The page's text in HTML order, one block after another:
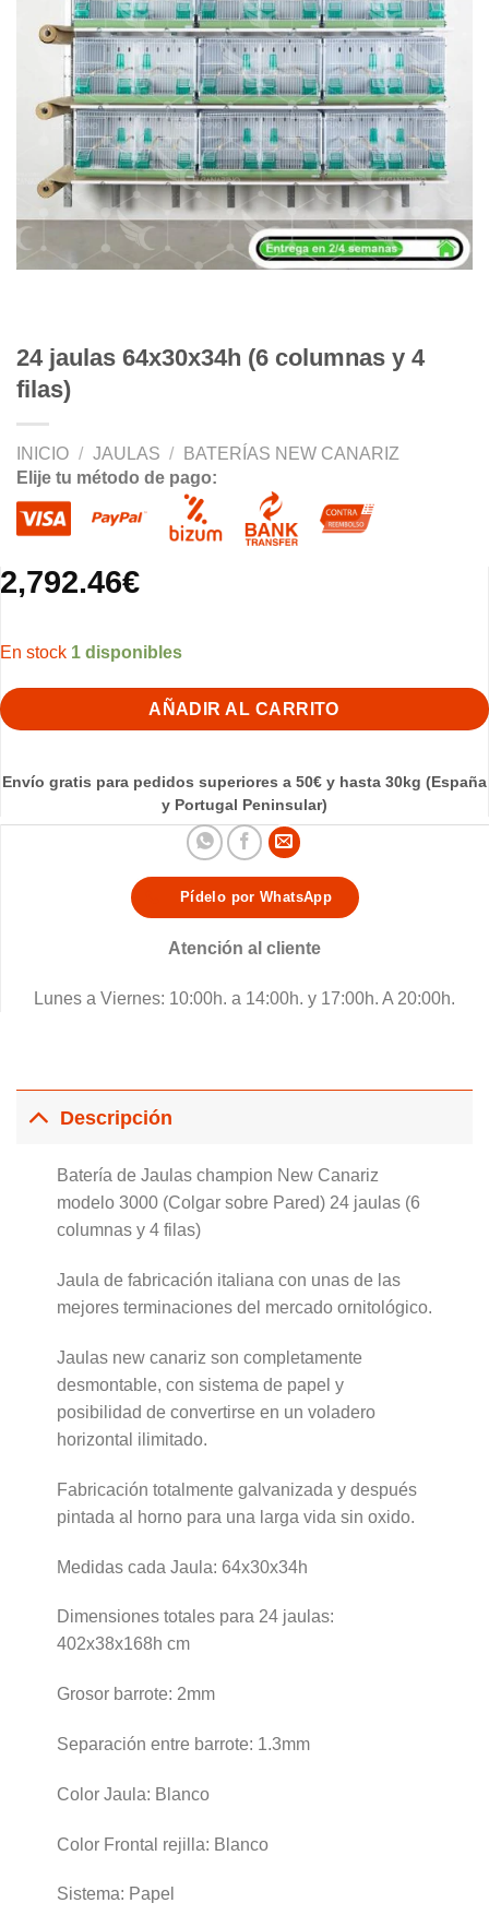
24 jaulas 64x30x34h (6 columnas y 4
filas)
INICIO / JAULAS /
BATERÍAS NEW CANARIZ
Elije tu método de pago:
2,792.46€
1 disponibles
AÑADIR AL CARRITO
Envío gratis para pedidos superiores a 50€ y hasta 30kg (España
y Portugal Peninsular)
Pídelo por WhatsApp
Atención al cliente
Lunes a Viernes: 10:00h. a 14:00h. y 17:00h. A 20:00h.
Descripción
Batería de Jaulas champion New Canariz
modelo 3000 (Colgar sobre Pared) 24 jaulas (6
columnas y 4 filas)
Jaula de fabricación italiana con unas de las
mejores terminaciones del mercado ornitológico.
Jaulas new canariz son completamente
desmontable, con sistema de papel y
posibilidad de convertirse en un voladero
horizontal ilimitado.
Fabricación totalmente galvanizada y después
pintada al horno para una larga vida sin oxido.
Medidas cada Jaula: 64x30x34h
Dimensiones totales para 24 jaulas:
402x38x168h cm
Grosor barrote: 2mm
Separación entre barrote: 1.3mm
Color Jaula: Blanco
Color Frontal rejilla: Blanco
Sistema: Papel